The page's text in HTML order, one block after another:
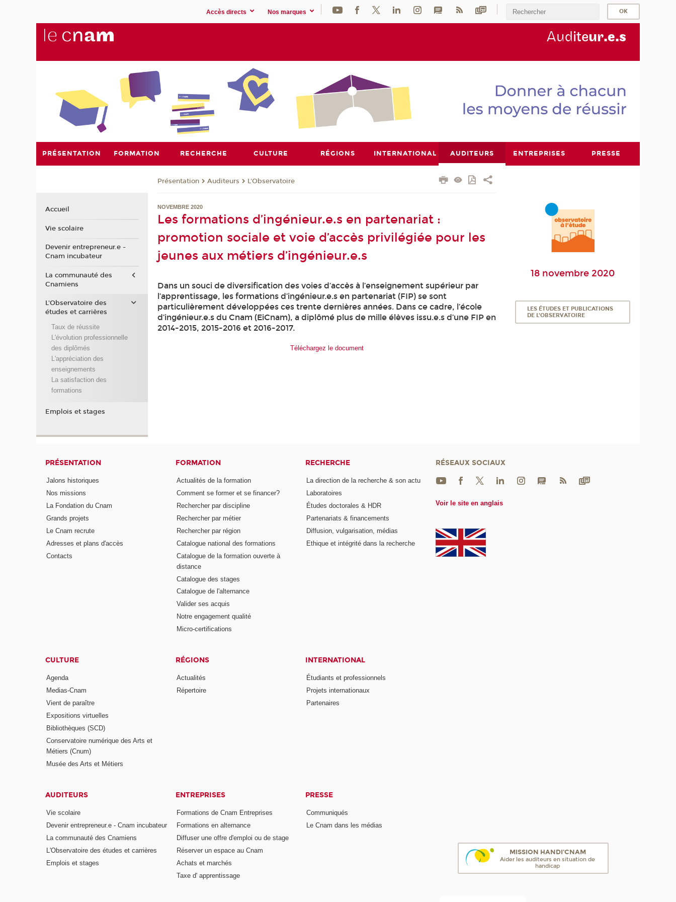
Accès directs Nos marques
Auditeur.e.s
PRÉSENTATION FORMATION RECHERCHE CULTURE RÉGIONS INTERNATIONAL AUDITEURS ENTREPRISES PRESSE
Présentation Auditeurs L'Observatoire
NOVEMBRE 2020
Les formations d’ingénieur.e.s en partenariat :
promotion sociale et voie d’accès privilégiée pour les
jeunes aux métiers d’ingénieur.e.s
Dans un souci de diversification des voies d’accès à l’enseignement supérieur par
l’apprentissage, les formations d’ingénieur.e.s en partenariat (FIP) se sont
particulièrement développées ces trente dernières années. Dans ce cadre, l’école
d’ingénieur.e.s du Cnam (EiCnam), a diplômé plus de mille élèves issu.e.s d’une FIP en
2014-2015, 2015-2016 et 2016-2017.
Téléchargez le document
18 novembre 2020
LES ÉTUDES ET PUBLICATIONS
DE L'OBSERVATOIRE
Accueil
Vie scolaire
Devenir entrepreneur.e -
Cnam incubateur
La communauté des
Cnamiens
L'Observatoire des
études et carrières
Taux de réussite
L'évolution professionnelle
des diplômés
L'appréciation des
enseignements
La satisfaction des
formations
Emplois et stages
PRÉSENTATION
Jalons historiques
Nos missions
La Fondation du Cnam
Grands projets
Le Cnam recrute
Adresses et plans d'accès
Contacts
FORMATION
Actualités de la formation
Comment se former et se financer?
Rechercher par discipline
Rechercher par métier
Rechercher par région
Catalogue national des formations
Catalogue de la formation ouverte à
distance
Catalogue des stages
Catalogue de l'alternance
Valider ses acquis
Notre engagement qualité
Micro-certifications
RECHERCHE
La direction de la recherche & son actu
Laboratoires
Études doctorales & HDR
Partenariats & financements
Diffusion, vulgarisation, médias
Ethique et intégrité dans la recherche
CULTURE
Agenda
Medias-Cnam
Vient de paraître
Expositions virtuelles
Bibliothèques (SCD)
Conservatoire numérique des Arts et
Métiers (Cnum)
Musée des Arts et Métiers
RÉGIONS
Actualités
Répertoire
INTERNATIONAL
Étudiants et professionnels
Projets internationaux
Partenaires
AUDITEURS
Vie scolaire
Devenir entrepreneur.e - Cnam incubateur
La communauté des Cnamiens
L'Observatoire des études et carrières
Emplois et stages
ENTREPRISES
Formations de Cnam Entreprises
Formations en alternance
Diffuser une offre d'emploi ou de stage
Réserver un espace au Cnam
Achats et marchés
Taxe d' apprentissage
PRESSE
Communiqués
Le Cnam dans les médias
RÉSEAUX SOCIAUX
Voir le site en anglais
MISSION HANDI'CNAM
Aider les auditeurs en situation de
handicap